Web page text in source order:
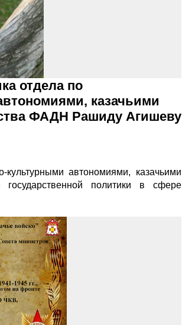
отдела по
казачьими
ФАДН Рашиду Агишеву
автономиями, казачьими
политики в сфере